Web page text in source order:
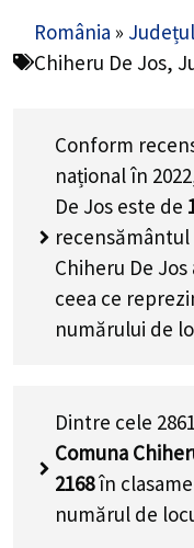
România »
Chiheru De Jos,
Conform
național în
De Jos este de
Chiheru De Jos
ceea ce
numărului de
Dintre cele
Comuna
2168în
numărul de